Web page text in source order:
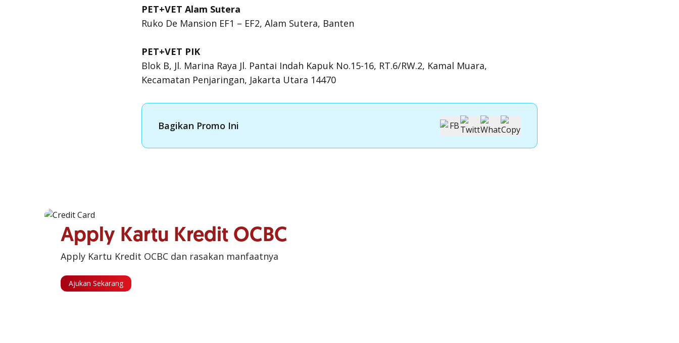
PET+VET Alam Sutera
Ruko De Mansion EF1 – EF2, Alam Sutera, Banten
PET+VET PIK
Blok B, Jl. Marina Raya Jl. Pantai Indah Kapuk No.15-16, RT.6/RW.2, Kamal Muara,
Kecamatan Penjaringan, Jakarta Utara 14470
Bagikan Promo Ini
Apply Kartu Kredit OCBC
Apply Kartu Kredit OCBC dan rasakan manfaatnya
Ajukan Sekarang